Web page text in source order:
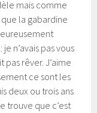
mais comme
la gabardine
: je n’avais pas vous
rêver. J’aime
ce sont les
deux ou trois ans
trouve que c’est